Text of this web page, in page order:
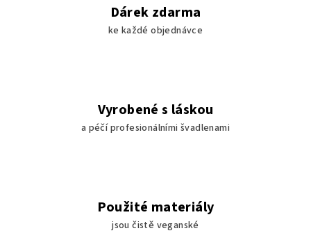
s
u
Dárek zdarma
ke každé objednávce
Vyrobené s láskou
a péčí profesionálními švadlenami
Použité materiály
jsou čistě veganské